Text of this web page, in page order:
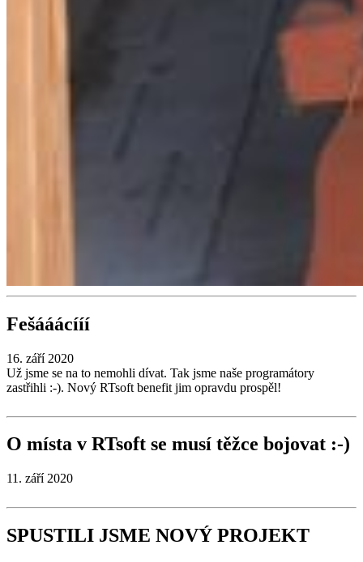
Fešááácííí
16. září 2020
Už jsme se na to nemohli dívat. Tak jsme naše programátory
zastřihli :-). Nový RTsoft benefit jim opravdu prospěl!
O místa v RTsoft se musí těžce bojovat :-)
11. září 2020
SPUSTILI JSME NOVÝ PROJEKT